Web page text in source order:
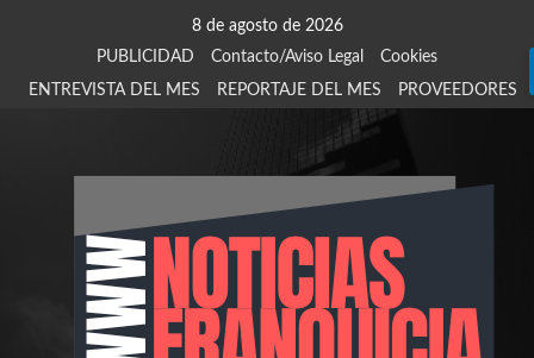
8 de agosto de 2026
PUBLICIDAD
Contacto/Aviso Legal
Cookies
ENTREVISTA DEL MES
REPORTAJE DEL MES PROVEEDORES
924 907